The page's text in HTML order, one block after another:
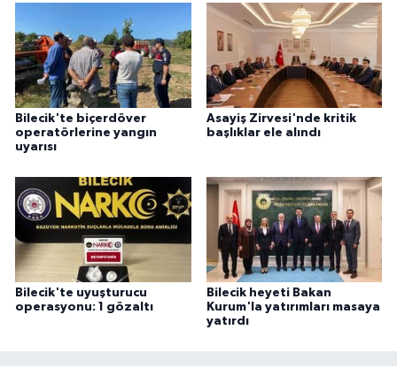
Bilecik'te biçerdöver
operatörlerine yangın
uyarısı
Asayiş Zirvesi'nde kritik
başlıklar ele alındı
Bilecik'te uyuşturucu
operasyonu: 1 gözaltı
Bilecik heyeti Bakan
Kurum'la yatırımları masaya
yatırdı